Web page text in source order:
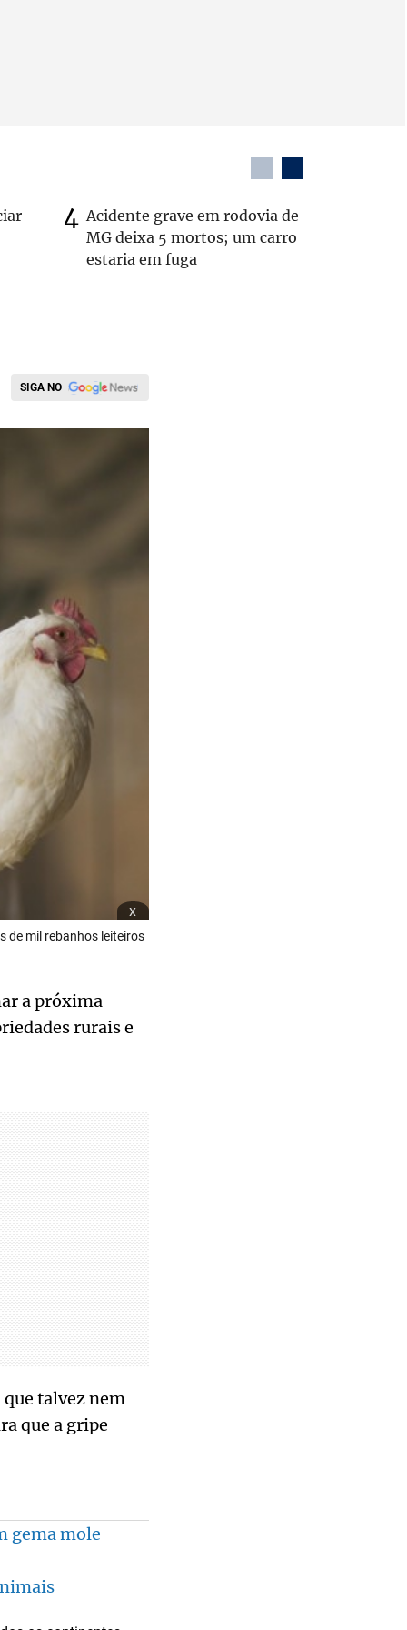
Acidente grave em rodovia de
MG deixa 5 mortos; um carro
estaria em fuga
SIGA NO
x
de mil rebanhos leiteiros
a próxima
rurais e
que talvez nem
que a gripe
gema mole